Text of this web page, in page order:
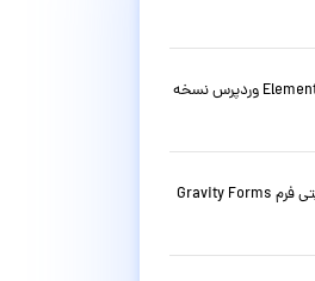
افزونه صفحه ساز المنتور پرو Elementor Pro وردپرس نسخه
افزونه فرم ساز حرفه ای وردپرس گرویتی فرم Gravity Forms